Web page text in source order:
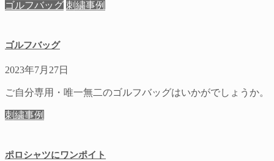
ゴルフバッグ 刺繍事例
ゴルフバッグ
2023年7月27日
ご自分専用・唯一無二のゴルフバッグはいかがでしょうか。
刺繍事例
ポロシャツにワンポイト